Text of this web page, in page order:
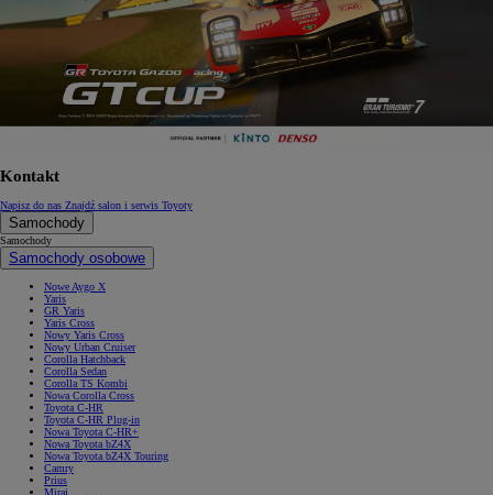
Kontakt
Napisz do nas Znajdź salon i serwis Toyoty
Samochody
Samochody
Samochody osobowe
Nowe Aygo X
Yaris
GR Yaris
Yaris Cross
Nowy Yaris Cross
Nowy Urban Cruiser
Corolla Hatchback
Corolla Sedan
Corolla TS Kombi
Nowa Corolla Cross
Toyota C-HR
Toyota C-HR Plug-in
Nowa Toyota C-HR+
Nowa Toyota bZ4X
Nowa Toyota bZ4X Touring
Camry
Prius
Mirai